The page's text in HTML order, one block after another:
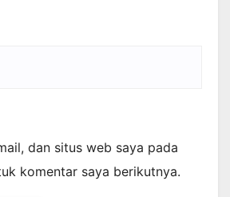
dan situs web saya pada
komentar saya berikutnya.